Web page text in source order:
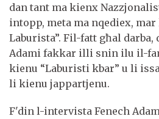
dan tant ma kienx
intopp, meta ma nqediex,
Laburista”. Fil-fatt għal darba,
Adami fakkar illi snin ilu il-
kienu “Laburisti kbar” u li
li kienu jappartjenu.
F'din l-intervista Fenech